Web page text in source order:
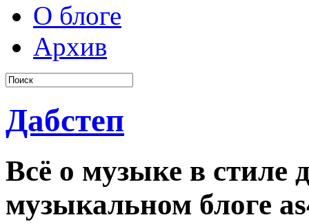
О блоге
Архив
Дабстеп
Всё о музыке в стиле
музыкальном блоге